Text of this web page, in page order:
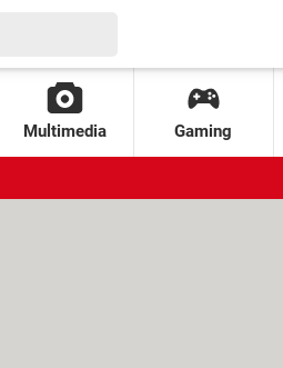
Multimedia Gaming